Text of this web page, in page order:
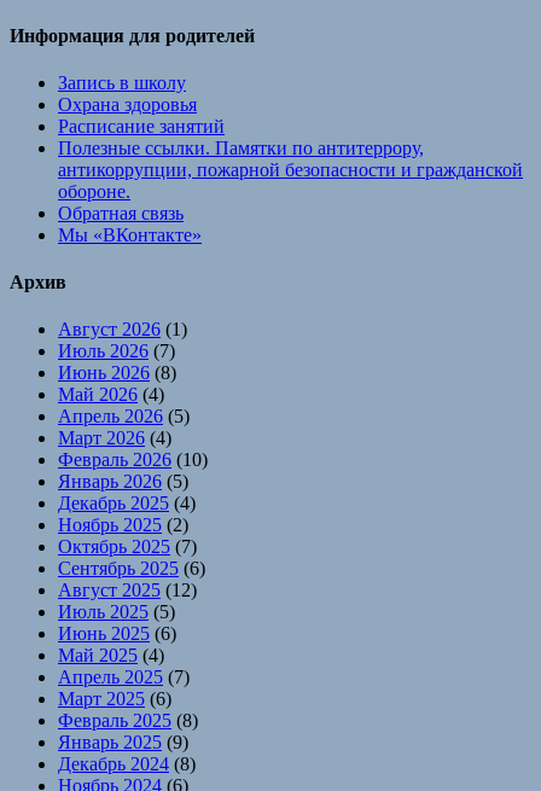
Информация для родителей
Запись в школу
Охрана здоровья
Расписание занятий
Полезные ссылки. Памятки по антитеррору,
антикоррупции, пожарной безопасности и гражданской
обороне.
Обратная связь
Мы «ВКонтакте»
Архив
Август 2026 (1)
Июль 2026 (7)
Июнь 2026 (8)
Май 2026 (4)
Апрель 2026 (5)
Март 2026 (4)
Февраль 2026 (10)
Январь 2026 (5)
Декабрь 2025 (4)
Ноябрь 2025 (2)
Октябрь 2025 (7)
Сентябрь 2025 (6)
Август 2025 (12)
Июль 2025 (5)
Июнь 2025 (6)
Май 2025 (4)
Апрель 2025 (7)
Март 2025 (6)
Февраль 2025 (8)
Январь 2025 (9)
Декабрь 2024 (8)
Ноябрь 2024 (6)